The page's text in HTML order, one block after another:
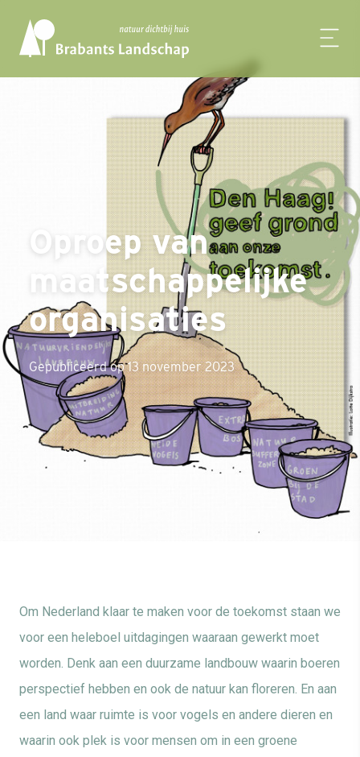
Oproep van
maatschappelijke
organisaties
Gepubliceerd op 13 november 2023
Om Nederland klaar te maken voor de toekomst staan we
voor een heleboel uitdagingen waaraan gewerkt moet
worden. Denk aan een duurzame landbouw waarin boeren
perspectief hebben en ook de natuur kan floreren. En aan
een land waar ruimte is voor vogels en andere dieren en
waarin ook plek is voor mensen om in een groene